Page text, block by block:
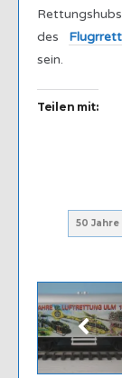
des
sein.
Teilen mit:
50 Jahre